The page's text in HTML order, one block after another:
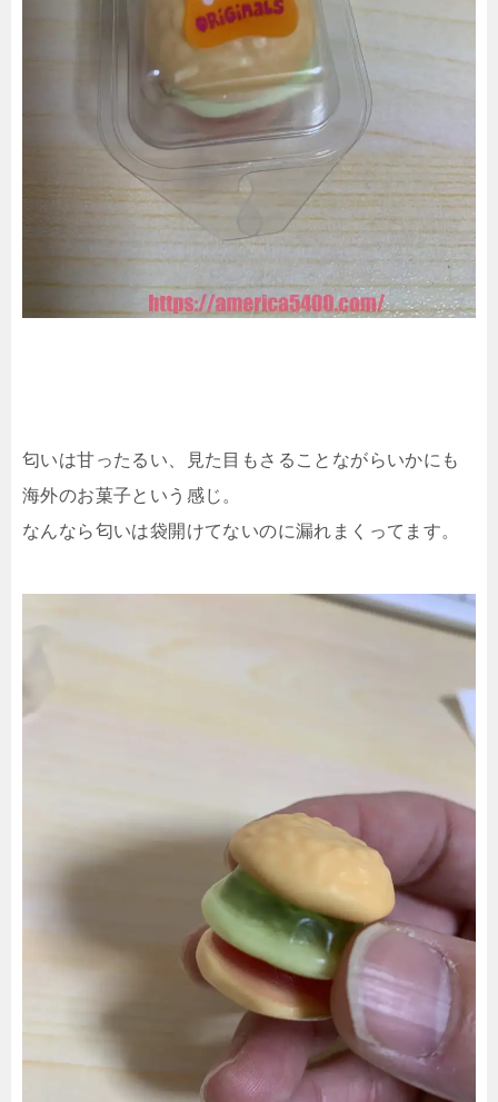
匂いは甘ったるい、見た目もさることながらいかにも
海外のお菓子という感じ。
なんなら匂いは袋開けてないのに漏れまくってます。